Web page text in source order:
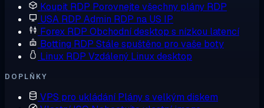
Koupit RDP Porovnejte všechny plány RDP
USA RDP Admin RDP na US IP
Forex RDP Obchodní desktop s nízkou latencí
Botting RDP Stále spuštěno pro vaše boty
Linux RDP Vzdálený Linux desktop
DOPLŇKY
VPS pro ukládání Plány s velkým diskem